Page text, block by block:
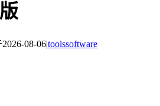
2026-08-06|toolssoftware